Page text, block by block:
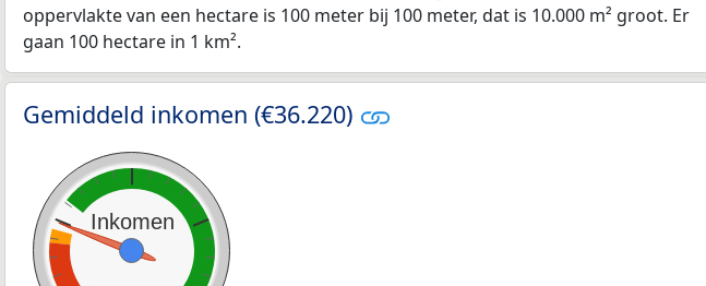
oppervlakte van een hectare is 100 meter bij 100 meter, dat is 10.000 m² groot. Er
gaan 100 hectare in 1 km².
Gemiddeld inkomen (€36.220)
Inkomen